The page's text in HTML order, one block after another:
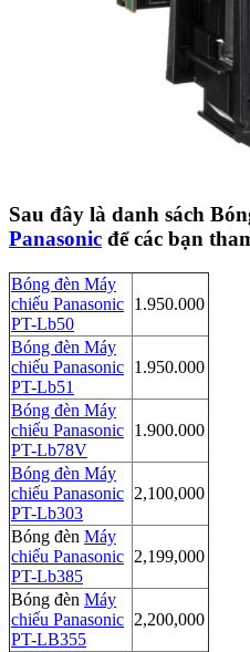
Sau đây là danh sách
Panasonic để các bạn
Bóng đèn Máy
chiếu Panasonic
PT-Lb50
1.950.000
Bóng đèn Máy
chiếu Panasonic
PT-Lb51
1.950.000
Bóng đèn Máy
chiếu Panasonic
PT-Lb78V
1.900.000
Bóng đèn Máy
chiếu Panasonic
PT-Lb303
2,100,000
Bóng đèn Máy
chiếu Panasonic
PT-Lb385
2,199,000
Bóng đèn Máy
chiếu Panasonic
PT-LB355
2,200,000